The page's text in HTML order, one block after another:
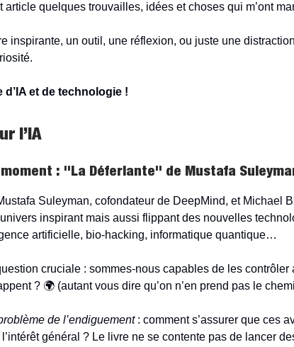
article quelques trouvailles, idées et choses qui m’ont
inspirante, un outil, une réflexion, ou juste une
et de technologie !
l’IA
: "La Déferlante" de Mustafa
Suleyman, cofondateur de DeepMind, et Michael
inspirant mais aussi flippant des nouvelles
artificielle, bio-hacking, informatique quantique…
cruciale : sommes-nous capables de les contrôler
? 🌍 (autant vous dire qu’on n’en prend pas le
de l’endiguement: comment s’assurer que ces
général ? Le livre ne se contente pas de lancer